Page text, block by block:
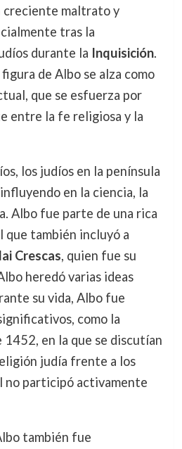
creciente maltrato y
tras la
durante la Inquisición.
de Albo se alza como
que se esfuerza por
entre la fe religiosa y la
los judíos en la península
en la ciencia, la
Albo fue parte de una rica
también incluyó a
Crescas, quien fue su
heredó varias ideas
su vida, Albo fue
como la
en la que se discutían
judía frente a los
no participó activamente
también fue